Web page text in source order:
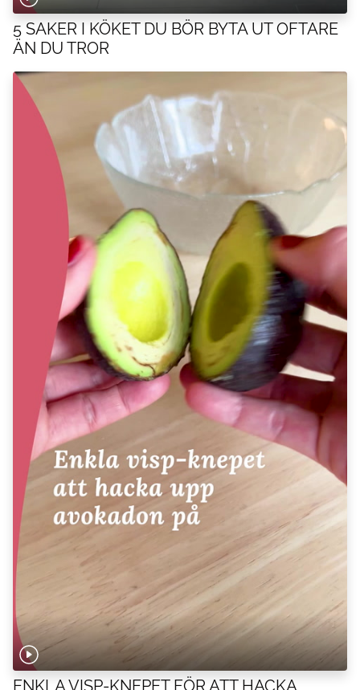
5 SAKER I KÖKET DU BÖR BYTA UT OFTARE
ÄN DU TROR